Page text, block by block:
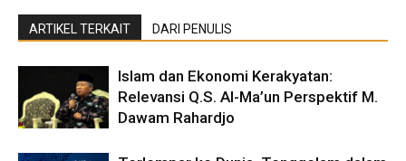
ARTIKEL TERKAIT DARI PENULIS
Islam dan Ekonomi Kerakyatan:
Relevansi Q.S. Al-Ma’un Perspektif M.
Dawam Rahardjo